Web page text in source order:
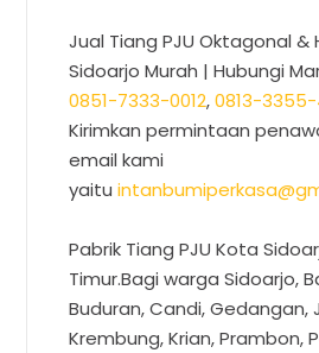
Jual Tiang PJU Oktagonal &
Sidoarjo Murah | Hubungi
0851-7333-0012,0813-
Kirimkan permintaan
email kami
yaitu
Pabrik Tiang PJU Kota
Timur.Bagi warga Sidoarjo,
Buduran, Candi, Gedangan,
Krembung, Krian, Prambon,